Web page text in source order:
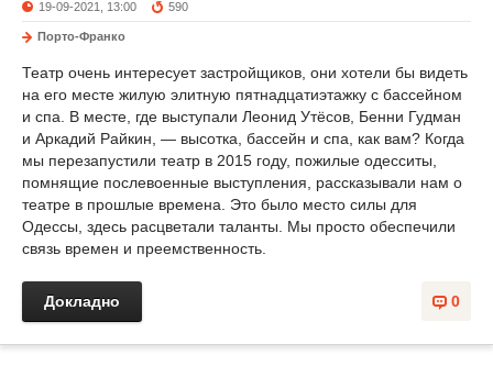
19-09-2021, 13:00 590
Порто-Франко
Театр очень интересует застройщиков, они хотели бы видеть
на его месте жилую элитную пятнадцатиэтажку с бассейном
и спа. В месте, где выступали Леонид Утёсов, Бенни Гудман
и Аркадий Райкин, — высотка, бассейн и спа, как вам? Когда
мы перезапустили театр в 2015 году, пожилые одесситы,
помнящие послевоенные выступления, рассказывали нам о
театре в прошлые времена. Это было место силы для
Одессы, здесь расцветали таланты. Мы просто обеспечили
связь времен и преемственность.
0
Докладно